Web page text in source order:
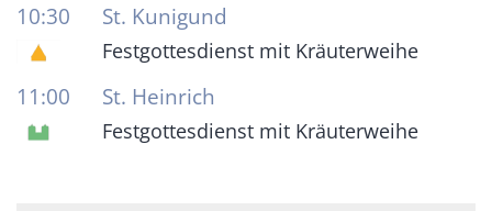
10:30 St. Kunigund
Festgottesdienst mit Kräuterweihe
11:00 St. Heinrich
Festgottesdienst mit Kräuterweihe